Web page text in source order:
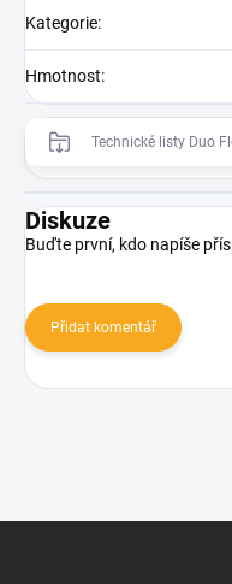
Kategorie:
Hmotnost:
Technické listy Duo
Diskuze
Buďte první, kdo napíše
Přidat komentář